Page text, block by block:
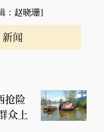
：赵晓珊]
新闻
抢险
众上